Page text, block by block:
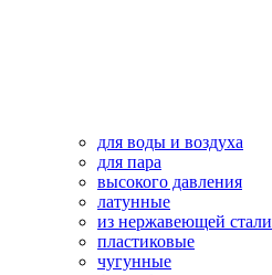
для воды и воздуха
для пара
высокого давления
латунные
из нержавеющей стали
пластиковые
чугунные